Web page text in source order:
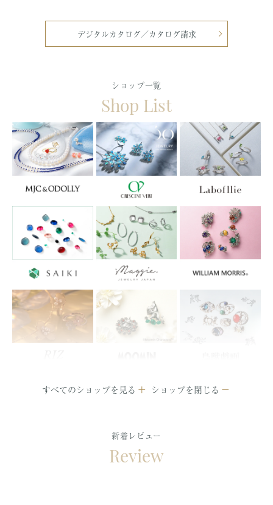
デジタルカタログ／カタログ請求
ショップ一覧
Shop List
すべてのショップを見る ショップを閉じる
新着レビュー
Review